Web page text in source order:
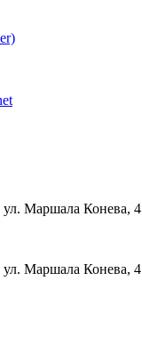
ул. Маршала Конева, 4
ул. Маршала Конева, 4